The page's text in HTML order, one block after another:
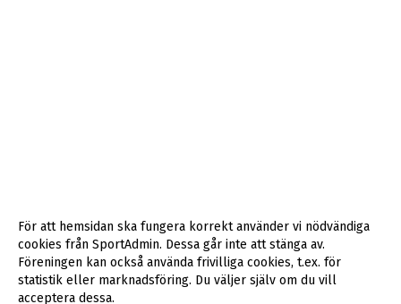
För att hemsidan ska fungera korrekt använder vi nödvändiga
cookies från SportAdmin. Dessa går inte att stänga av.
Föreningen kan också använda frivilliga cookies, t.ex. för
statistik eller marknadsföring. Du väljer själv om du vill
acceptera dessa.